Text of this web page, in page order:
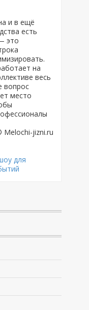
и в ещё
есть
это
на
весь
вопрос
место
Melochi-jizni.ru
для